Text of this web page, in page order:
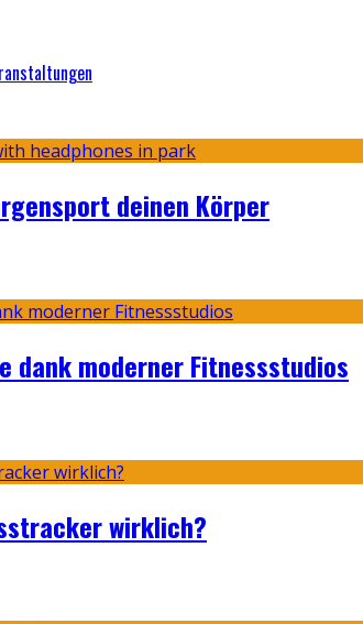
deinen Körper
dank moderner Fitnessstudios
wirklich?